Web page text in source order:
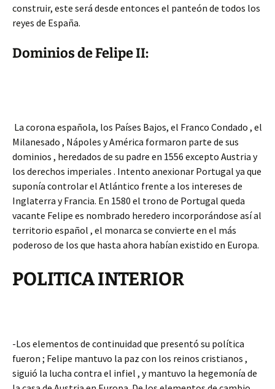
construir, este será desde entonces el panteón de todos los
reyes de España.
Dominios de Felipe II:
La corona española, los Países Bajos, el Franco Condado , el
Milanesado , Nápoles y América formaron parte de sus
dominios , heredados de su padre en 1556 excepto Austria y
los derechos imperiales . Intento anexionar Portugal ya que
suponía controlar el Atlántico frente a los intereses de
Inglaterra y Francia. En 1580 el trono de Portugal queda
vacante Felipe es nombrado heredero incorporándose así al
territorio español , el monarca se convierte en el más
poderoso de los que hasta ahora habían existido en Europa.
POLITICA INTERIOR
-Los elementos de continuidad que presentó su política
fueron ; Felipe mantuvo la paz con los reinos cristianos ,
siguió la lucha contra el infiel , y mantuvo la hegemonía de